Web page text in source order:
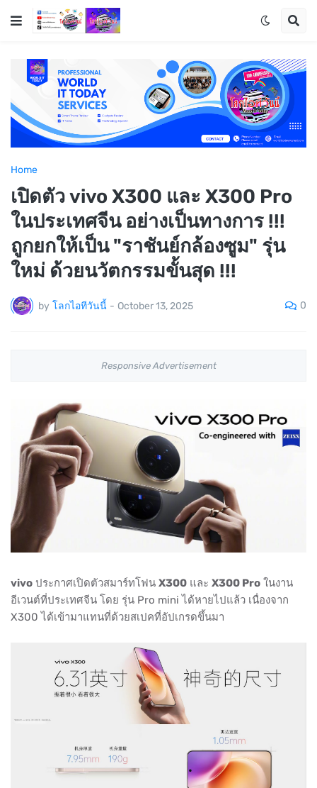
Home
เปิดตัว vivo X300 และ X300 Pro
ในประเทศจีน อย่างเป็นทางการ !!!
ถูกยกให้เป็น "ราชันย์กล้องซูม" รุ่น
ใหม่ ด้วยนวัตกรรมขั้นสุด !!!
by โลกไอทีวันนี้ - October 13, 2025 0
Responsive Advertisement
vivo ประกาศเปิดตัวสมาร์ทโฟน X300 และ X300 Pro ในงาน
อีเวนต์ที่ประเทศจีน โดย รุ่น Pro mini ได้หายไปแล้ว เนื่องจาก
X300 ได้เข้ามาแทนที่ด้วยสเปคที่อัปเกรดขึ้นมา